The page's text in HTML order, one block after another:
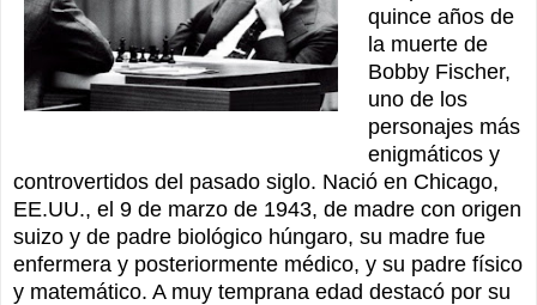
quince años de
la muerte de
Bobby Fischer,
uno de los
personajes más
enigmáticos y
controvertidos del pasado siglo. Nació en Chicago,
EE.UU., el 9 de marzo de 1943, de madre con origen
suizo y de padre biológico húngaro, su madre fue
enfermera y posteriormente médico, y su padre físico
y matemático. A muy temprana edad destacó por su